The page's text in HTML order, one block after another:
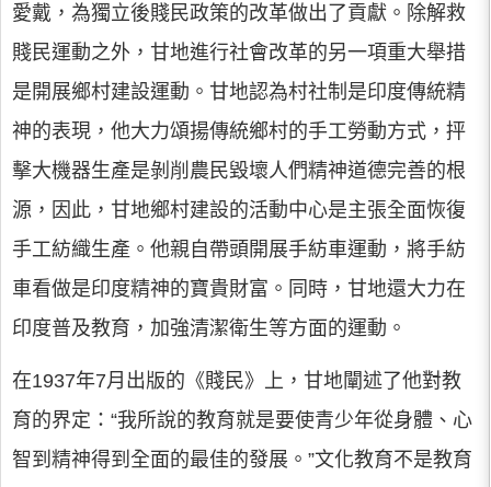
愛戴，為獨立後賤民政策的改革做出了貢獻。除解救
賤民運動之外，甘地進行社會改革的另一項重大舉措
是開展鄉村建設運動。甘地認為村社制是印度傳統精
神的表現，他大力頌揚傳統鄉村的手工勞動方式，抨
擊大機器生產是剝削農民毀壞人們精神道德完善的根
源，因此，甘地鄉村建設的活動中心是主張全面恢復
手工紡織生產。他親自帶頭開展手紡車運動，將手紡
車看做是印度精神的寶貴財富。同時，甘地還大力在
印度普及教育，加強清潔衛生等方面的運動。
在1937年7月出版的《賤民》上，甘地闡述了他對教
育的界定：“我所說的教育就是要使青少年從身體、心
智到精神得到全面的最佳的發展。”文化教育不是教育